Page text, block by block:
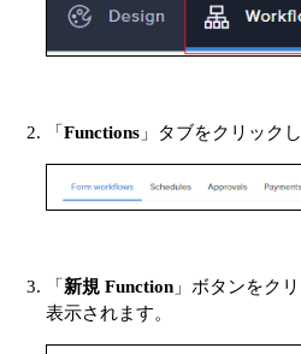
「Functions 」タブをクリックし
「 新規 Function 」ボタンをク
表示されます。